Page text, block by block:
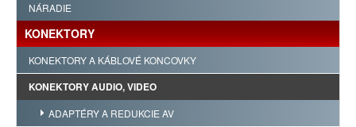
NÁRADIE
KONEKTORY
KONEKTORY A KÁBLOVÉ KONCOVKY
KONEKTORY AUDIO, VIDEO
ADAPTÉRY A REDUKCIE AV